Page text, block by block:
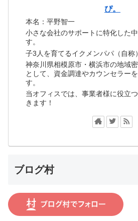
ぴ。
本名：平野智一
小さな会社のサポートに特化した
す。
子3人を育てるイクメンパパ（自称
神奈川県相模原市・横浜市の地域
として、資金調達やカウンセラー
す。
当オフィスでは、事業者様に役立
きます！
ブログ村